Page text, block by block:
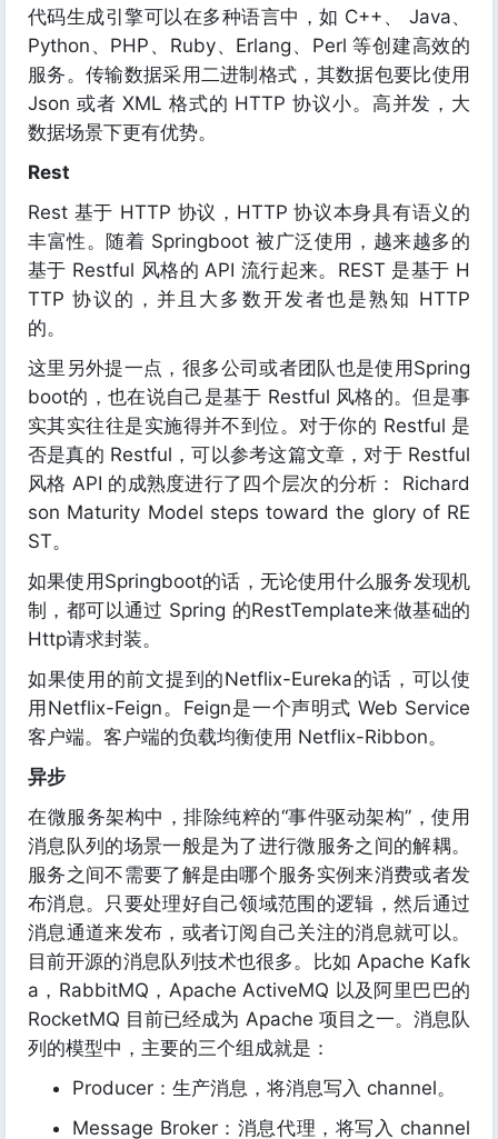
代码生成引擎可以在多种语言中，如 C++、 Java、
Python、PHP、Ruby、Erlang、Perl 等创建高效的
服务。传输数据采用二进制格式，其数据包要比使用
Json 或者 XML 格式的 HTTP 协议小。高并发，大
数据场景下更有优势。
Rest
Rest 基于 HTTP 协议，HTTP 协议本身具有语义的
丰富性。随着 Springboot 被广泛使用，越来越多的
基于 Restful 风格的 API 流行起来。REST 是基于 H
TTP 协议的，并且大多数开发者也是熟知 HTTP
的。
这里另外提一点，很多公司或者团队也是使用Spring
boot的，也在说自己是基于 Restful 风格的。但是事
实其实往往是实施得并不到位。对于你的 Restful 是
否是真的 Restful，可以参考这篇文章，对于 Restful
风格 API 的成熟度进行了四个层次的分析： Richard
son Maturity Model steps toward the glory of RE
ST。
如果使用Springboot的话，无论使用什么服务发现机
制，都可以通过 Spring 的RestTemplate来做基础的
Http请求封装。
如果使用的前文提到的Netflix-Eureka的话，可以使
用Netflix-Feign。Feign是一个声明式 Web Service
客户端。客户端的负载均衡使用 Netflix-Ribbon。
异步
在微服务架构中，排除纯粹的“事件驱动架构”，使用
消息队列的场景一般是为了进行微服务之间的解耦。
服务之间不需要了解是由哪个服务实例来消费或者发
布消息。只要处理好自己领域范围的逻辑，然后通过
消息通道来发布，或者订阅自己关注的消息就可以。
目前开源的消息队列技术也很多。比如 Apache Kafk
a，RabbitMQ，Apache ActiveMQ 以及阿里巴巴的
RocketMQ 目前已经成为 Apache 项目之一。消息队
列的模型中，主要的三个组成就是：
Producer：生产消息，将消息写入 channel。
Message Broker：消息代理，将写入 channel